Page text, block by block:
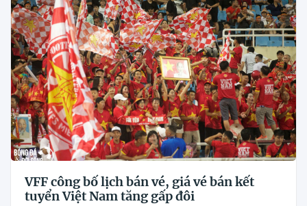
VFF công bố lịch bán vé, giá vé bán kết
tuyển Việt Nam tăng gấp đôi